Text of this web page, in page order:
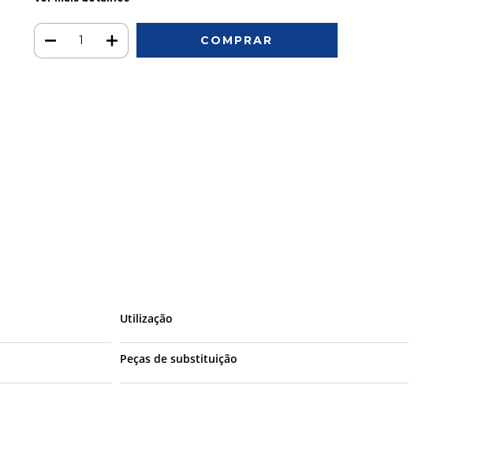
Utilização
Peças de substituição